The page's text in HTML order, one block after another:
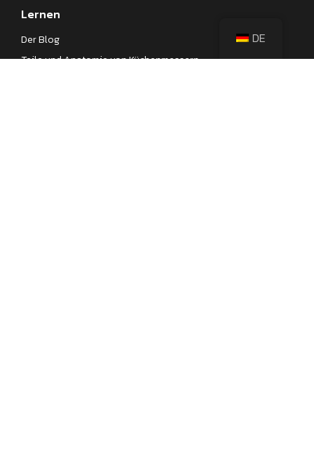
Lernen
Der Blog
Teile und Anatomie von Küchenmessern
DE